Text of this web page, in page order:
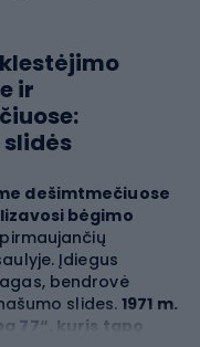
ir
dešimtmečiuose
bėgimo
Įdiegus
bendrovė
slides.1971 m.
77“, kuris tapo